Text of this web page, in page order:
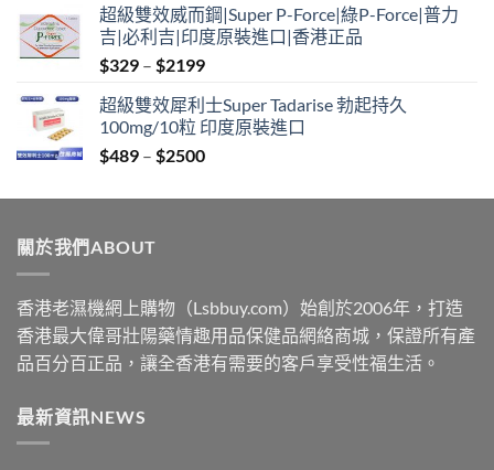
$349
through
$2199
超級雙效威而鋼|Super P-Force|綠P-Force|普力
吉|必利吉|印度原裝進口|香港正品
$329 – $2199Price
$329
through
$2199
超級雙效犀利士Super Tadarise 勃起持久
100mg/10粒 印度原裝進口
$489 – $2500Price
$489
關於我們ABOUT
香港老濕機網上購物（Lsbbuy.com）始創於2006年，打造
香港最大偉哥壯陽藥情趣用品保健品網絡商城，保證所有產
品百分百正品，讓全香港有需要的客戶享受性福生活。
最新資訊NEWS